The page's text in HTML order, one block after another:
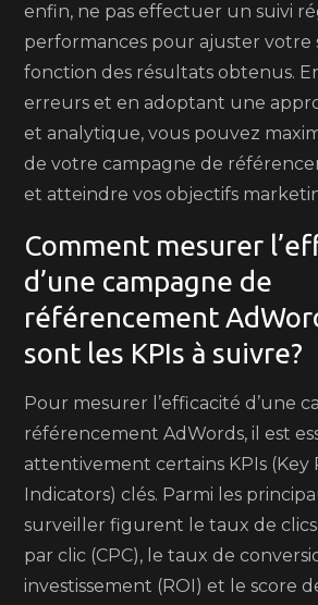
enfin, ne pas effectuer un suivi
performances pour ajuster votre
fonction des résultats obtenus.
erreurs et en adoptant une
et analytique, vous pouvez
de votre campagne de
et atteindre vos objectifs
Comment mesurer
d’une campagne de
référencement
sont les KPIs à suivre?
Pour mesurer l’efficacité d’une
référencement AdWords, il est
attentivement certains KPIs (Key
Indicators) clés. Parmi les
surveiller figurent le taux de clics
par clic (CPC), le taux de
investissement (ROI) et le score